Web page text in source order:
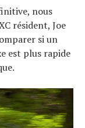
nous
résident, Joe
si un
est plus rapide